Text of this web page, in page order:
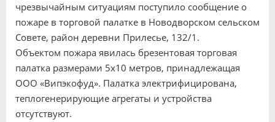
чрезвычайным ситуациям поступило сообщение о
пожаре в торговой палатке в Новодворском сельском
Совете, район деревни Прилесье, 132/1.
Объектом пожара явилась брезентовая торговая
палатка размерами 5х10 метров, принадлежащая
ООО «Випэкофуд». Палатка электрифицирована,
теплогенерирующие агрегаты и устройства
отсутствуют.